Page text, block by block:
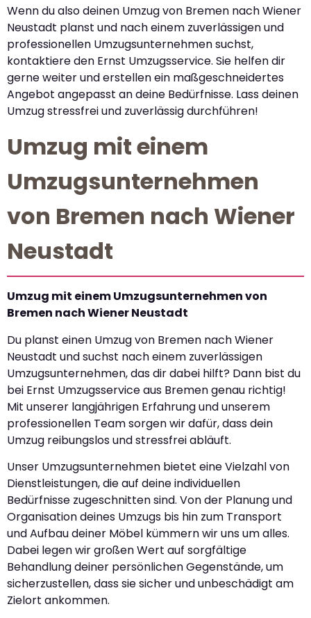
Wenn du also deinen Umzug von Bremen nach Wiener
Neustadt planst und nach einem zuverlässigen und
professionellen Umzugsunternehmen suchst,
kontaktiere den Ernst Umzugsservice. Sie helfen dir
gerne weiter und erstellen ein maßgeschneidertes
Angebot angepasst an deine Bedürfnisse. Lass deinen
Umzug stressfrei und zuverlässig durchführen!
Umzug mit einem
Umzugsunternehmen
von Bremen nach Wiener
Neustadt
Umzug mit einem Umzugsunternehmen von
Bremen nach Wiener Neustadt
Du planst einen Umzug von Bremen nach Wiener
Neustadt und suchst nach einem zuverlässigen
Umzugsunternehmen, das dir dabei hilft? Dann bist du
bei Ernst Umzugsservice aus Bremen genau richtig!
Mit unserer langjährigen Erfahrung und unserem
professionellen Team sorgen wir dafür, dass dein
Umzug reibungslos und stressfrei abläuft.
Unser Umzugsunternehmen bietet eine Vielzahl von
Dienstleistungen, die auf deine individuellen
Bedürfnisse zugeschnitten sind. Von der Planung und
Organisation deines Umzugs bis hin zum Transport
und Aufbau deiner Möbel kümmern wir uns um alles.
Dabei legen wir großen Wert auf sorgfältige
Behandlung deiner persönlichen Gegenstände, um
sicherzustellen, dass sie sicher und unbeschädigt am
Zielort ankommen.